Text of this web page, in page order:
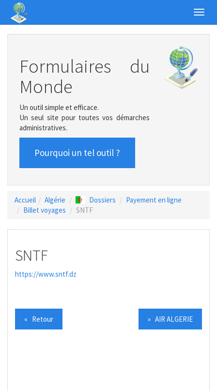
Formulaires du
Monde
Un outil simple et efficace.
Un seul site pour toutes vos démarches
administratives.
Pourquoi un tel outil ?
Accueil Algérie Dossiers
Payement en ligne
Billet voyages
SNTF
SNTF
https://www.sntf.dz
« Retour » AIR ALGERIE